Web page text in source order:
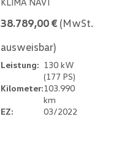
38.789,00 € (MwSt.
ausweisbar)
Leistung: 130 kW
(177 PS)
Kilometer:103.990
km
EZ:
03/2022